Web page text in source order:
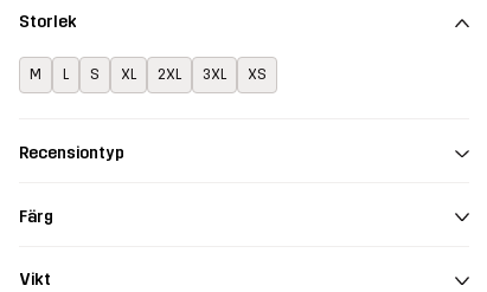
Storlek
M L S XL 2XL 3XL XS
Recensiontyp
Färg
Vikt